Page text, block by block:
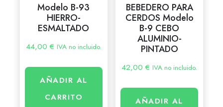
Modelo B-93
HIERRO-
ESMALTADO
44,00 € IVA no incluido.
AÑADIR AL
CARRITO
BEBEDERO PARA
CERDOS Modelo
B-9 CEBO
ALUMINIO-
PINTADO
42,00€ IVA no incluido.
AÑADIR AL